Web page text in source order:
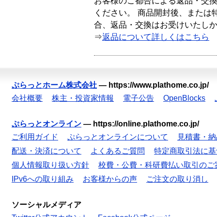
ください。 商品開封後、または
合、返品・交換はお受けいたし
⇒返品について詳しくはこちら
ぷらっとホーム株式会社 — https://www.plathome.co.jp/
会社概要
株主・投資家情報 電子公告 OpenBlocks
ぷらっとオンライン — https://online.plathome.co.jp/
ご利用ガイド
ぷらっとオンラインについて
見積書・
配送・決済について
よくあるご質問
特定商取引法に
個人情報取り扱い方針
校費・公費・科研費払い取引のご
IPv6への取り組み
お客様からの声 ご注文の取り消し
ソーシャルメディア